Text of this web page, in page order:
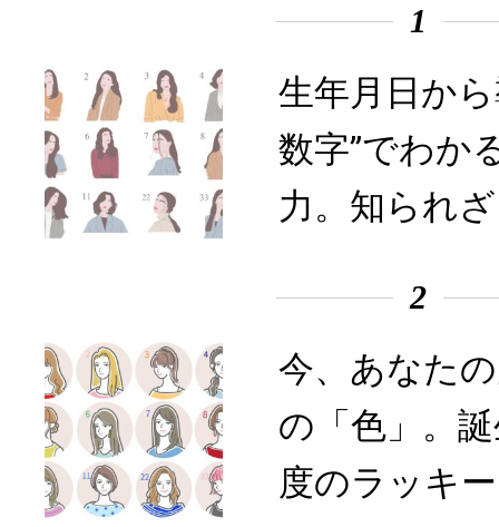
1
生年月日か
数字”でわか
力。知られ
2
今、あなた
の「色」。
度のラッキ